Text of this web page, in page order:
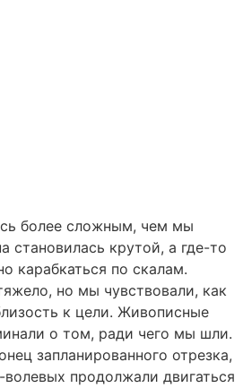
более сложным, чем мы
становилась крутой, а где-то
карабкаться по скалам.
но мы чувствовали, как
к цели. Живописные
о том, ради чего мы шли.
запланированного отрезка,
продолжали двигаться